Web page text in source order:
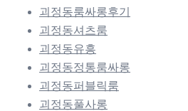
괴정동룸싸롱후기
괴정동셔츠룸
괴정동유흥
괴정동정통룸싸롱
괴정동퍼블릭룸
괴정동풀사롱